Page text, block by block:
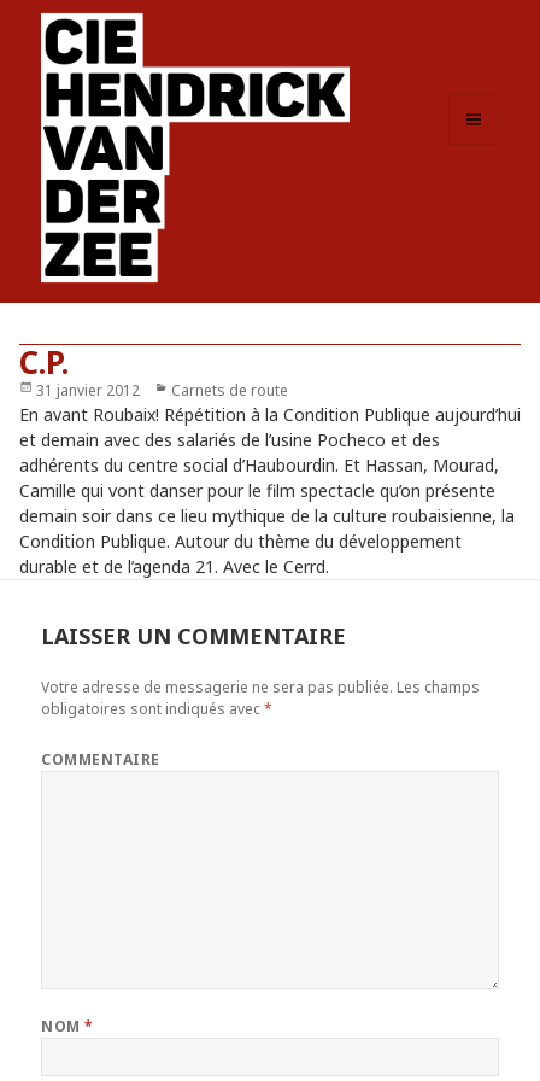
C.P.
Publié
le
31 janvier 2012 Catégories
Carnets de route
En avant Roubaix! Répétition à la Condition Publique aujourd’hui
et demain avec des salariés de l’usine Pocheco et des
adhérents du centre social d’Haubourdin. Et Hassan, Mourad,
Camille qui vont danser pour le film spectacle qu’on présente
demain soir dans ce lieu mythique de la culture roubaisienne, la
Condition Publique. Autour du thème du développement
durable et de l’agenda 21. Avec le Cerrd.
LAISSER UN COMMENTAIRE
Votre adresse de messagerie ne sera pas publiée. Les champs
obligatoires sont indiqués avec*
COMMENTAIRE
NOM*